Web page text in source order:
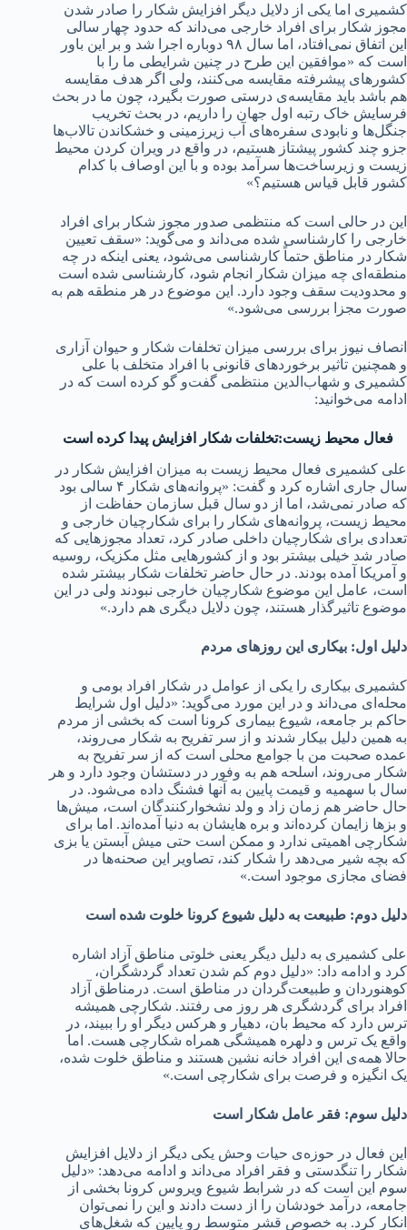
کشمیری اما یکی از دلایل دیگر افزایش شکار را صادر شدن
مجوز شکار برای افراد خارجی می‌داند که حدود چهار سالی
این اتفاق نمی‌افتاد، اما سال ۹۸ دوباره اجرا شد و بر این باور
است که «موافقین این طرح در چنین شرایطی ما را با
کشورهای پیشرفته مقایسه می‌کنند، ولی اگر هدف مقایسه
هم باشد باید مقایسه‌ی درستی صورت بگیرد، چون ما در بحث
فرسایش خاک رتبه اول جهان را داریم‌، در بحث تخریب
جنگل‌ها و نابودی سفره‌های آب‌ زیرزمینی و خشکاندن تالاب‌ها
جزو چند کشور پیشتاز هستیم، در واقع در ویران کردن محیط
زیست و زیرساخت‌ها سرآمد بوده و با این اوصاف با کدام
کشور قابل قیاس هستیم؟»
این در حالی است که منتظمی صدور مجوز شکار برای افراد
خارجی را کارشناسی شده می‌داند و می‌گوید: «سقف تعیین
شکار در مناطق حتماً کارشناسی می‌شود، یعنی اینکه در چه
منطقه‌ای چه میزان شکار انجام شود، کارشناسی شده است
و محدودیت سقف وجود دارد. این موضوع در هر منطقه هم به
صورت مجزا بررسی می‌شود.»
انصاف نیوز برای بررسی میزان تخلفات شکار و حیوان آزاری
و همچنین تاثیر برخوردهای قانونی با افراد متخلف با علی
کشمیری و شهاب‌الدین منتظمی گفت‌و گو کرده است که در
ادامه می‌خوانید:
فعال محیط زیست:تخلفات شکار افزایش پیدا کرده است
علی کشمیری فعال محیط زیست به میزان افزایش شکار در
سال جاری اشاره کرد و گفت: «پروانه‌های شکار ۴ سالی بود
که صادر نمی‌شد، اما از دو سال قبل سازمان حفاظت از
محیط زیست، پروانه‌های شکار را برای شکارچیان خارجی و
تعدادی برای شکارچیان داخلی صادر کرد، تعداد مجوزهایی که
صادر شد خیلی بیشتر بود و از کشورهایی مثل مکزیک، روسیه
و آمریکا آمده بودند. در حال حاضر تخلفات شکار بیشتر شده
است، عامل این موضوع شکارچیان خارجی نبودند ولی در این
موضوع تاثیرگذار هستند، چون دلایل دیگری هم دارد.»
دلیل اول: بیکاری این روزهای مردم
کشمیری بیکاری را یکی از عوامل در شکار افراد بومی و
محله‌ای می‌داند و در این مورد می‌گوید: «دلیل اول شرایط
حاکم بر جامعه، شیوع بیماری کرونا است که بخشی از مردم
به همین دلیل بیکار شدند و از سر تفریح به شکار می‌روند،
عمده صحبت من با جوامع محلی است که از سر تفریح به
شکار می‌روند، اسلحه هم به وفور در دستشان وجود دارد و هر
سال با سهمیه و قیمت پایین به آنها فشنگ داده می‌شود. در
حال حاضر هم زمان زاد و ولد نشخوارکنندگان است، میش‌ها
و بزها زایمان کرده‌اند و بره هایشان به دنیا آمده‌اند. اما برای
شکارچی اهمیتی ندارد و ممکن است حتی میش آبستن یا بزی
که بچه شیر می‌دهد را شکار کند، تصاویر این صحنه‌ها در
فضای مجازی موجود است.»
دلیل دوم: طبیعت به دلیل شیوع کرونا خلوت شده است
علی کشمیری به دلیل دیگر یعنی خلوتی مناطق آزاد اشاره
کرد و ادامه داد: «دلیل دوم کم شدن تعداد گردشگران،
کوهنوردان و طبیعت‌گردان در مناطق است. درمناطق آزاد
افراد برای گردشگری هر روز می رفتند. شکارچی همیشه
ترس دارد که محیط بان، دهیار و هرکس دیگر او را ببیند، در
واقع یک ترس و دلهره همیشگی همراه شکارچی هست. اما
حالا همه‌ی این افراد خانه نشین هستند و مناطق خلوت شده،
یک انگیزه و فرصت برای شکارچی است.»
دلیل سوم: فقر عامل شکار است
این فعال در حوزه‌ی حیات وحش یکی دیگر از دلایل افزایش
شکار را تنگدستی و فقر افراد می‌داند و ادامه می‌دهد: «دلیل
سوم این است که در شرابط شیوع ویروس کرونا بخشی از
جامعه، درآمد خودشان را از دست دادند و این را نمی‌توان
انکار کرد. به خصوص قشر متوسط رو پایین که شغل‌های